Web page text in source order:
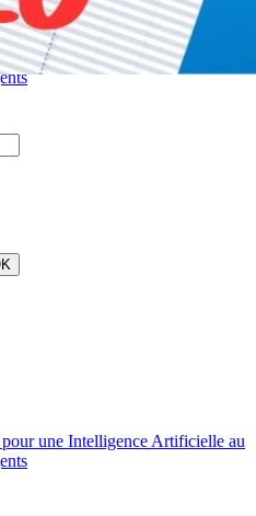
une Intelligence Artificielle au
une Intelligence Artificielle au